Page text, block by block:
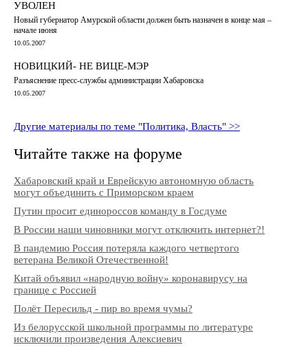
УВОЛЕН
Новый губернатор Амурской области должен быть назначен в конце мая –
начале июня
10.05.2007
НОВИЦКИЙ- НЕ ВИЦЕ-МЭР
Разъяснение пресс-службы администрации Хабаровска
10.05.2007
Другие материалы по теме "Политика, Власть" >>
Читайте также на форуме
Хабаровский край и Еврейскую автономную область
могут объединить с Приморском краем
Путин просит единороссов команду в Госдуме
В России наши чиновники могут отключить интернет?!
В пандемию Россия потеряла каждого четвертого
ветерана Великой Отечественной!
Китай объявил «народную войну» коронавирусу на
границе с Россией
Полёт Пересильд - пир во время чумы?
Из белорусской школьной программы по литературе
исключили произведения Алексиевич